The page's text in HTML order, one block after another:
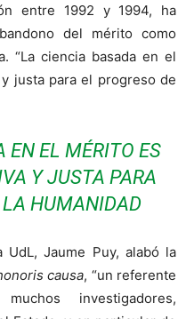
entre 1992 y 1994, ha
del mérito como
“La ciencia basada en el
justa para el progreso de
EN EL MÉRITO ES
Y JUSTA PARA
LA HUMANIDAD
Jaume Puy, alabó la
causa, “un referente
investigadores,